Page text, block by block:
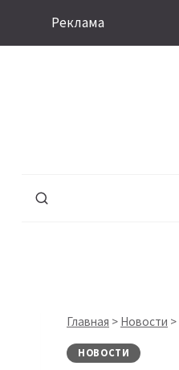
Реклама
Главная > Новости >
НОВОСТИ